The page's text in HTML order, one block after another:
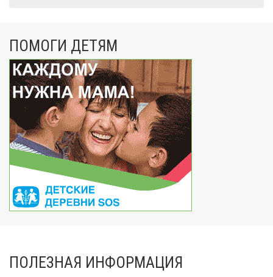
ПОМОГИ ДЕТЯМ
ПОЛЕЗНАЯ ИНФОРМАЦИЯ